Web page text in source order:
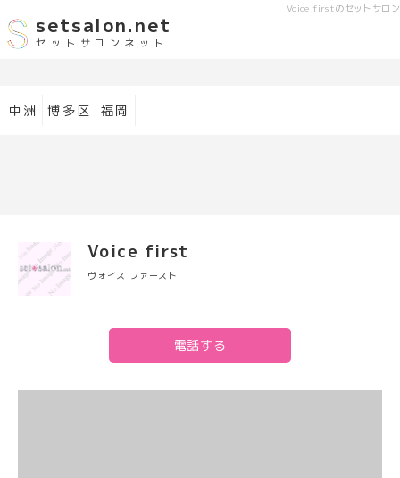
Voice firstのセットサロン
setsalon.net
セットサロンネット
中洲 博多区 福岡
Voice first
ヴォイス ファースト
電話する